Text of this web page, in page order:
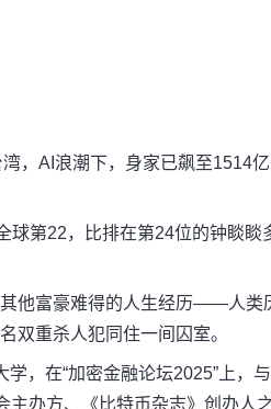
，AI浪潮下，身家已飙至1514
球第22，比排在第24位的钟睒睒
其他富豪难得的人生经历——人类
双重杀人犯同住一间囚室。
，在“加密金融论坛2025”上，与
主办方、《比特币杂志》创办人